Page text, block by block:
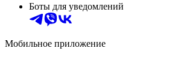
Боты для уведомлений
Мобильное приложение